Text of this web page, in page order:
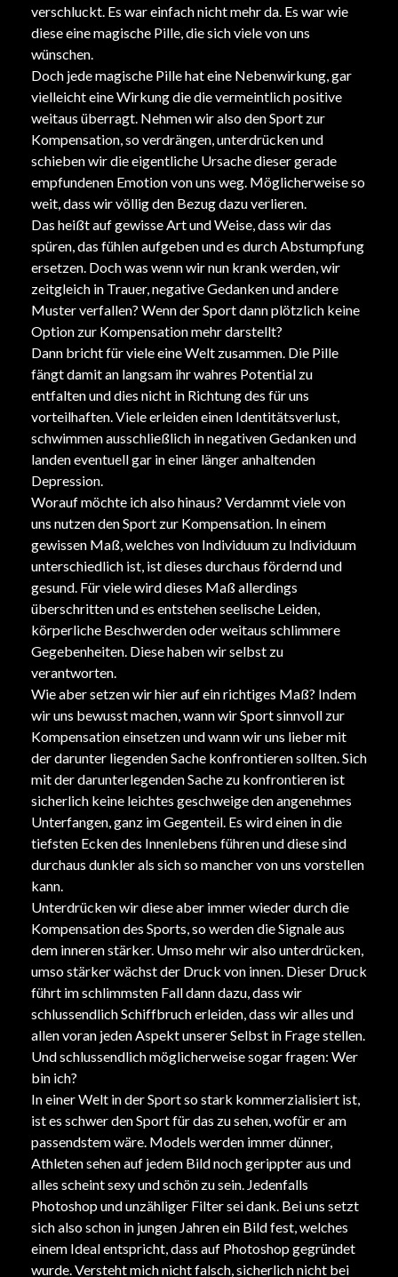
verschluckt. Es war einfach nicht mehr da. Es war wie
diese eine magische Pille, die sich viele von uns
wünschen.
Doch jede magische Pille hat eine Nebenwirkung, gar
vielleicht eine Wirkung die die vermeintlich positive
weitaus überragt. Nehmen wir also den Sport zur
Kompensation, so verdrängen, unterdrücken und
schieben wir die eigentliche Ursache dieser gerade
empfundenen Emotion von uns weg. Möglicherweise so
weit, dass wir völlig den Bezug dazu verlieren.
Das heißt auf gewisse Art und Weise, dass wir das
spüren, das fühlen aufgeben und es durch Abstumpfung
ersetzen. Doch was wenn wir nun krank werden, wir
zeitgleich in Trauer, negative Gedanken und andere
Muster verfallen? Wenn der Sport dann plötzlich keine
Option zur Kompensation mehr darstellt?
Dann bricht für viele eine Welt zusammen. Die Pille
fängt damit an langsam ihr wahres Potential zu
entfalten und dies nicht in Richtung des für uns
vorteilhaften. Viele erleiden einen Identitätsverlust,
schwimmen ausschließlich in negativen Gedanken und
landen eventuell gar in einer länger anhaltenden
Depression.
Worauf möchte ich also hinaus? Verdammt viele von
uns nutzen den Sport zur Kompensation. In einem
gewissen Maß, welches von Individuum zu Individuum
unterschiedlich ist, ist dieses durchaus fördernd und
gesund. Für viele wird dieses Maß allerdings
überschritten und es entstehen seelische Leiden,
körperliche Beschwerden oder weitaus schlimmere
Gegebenheiten. Diese haben wir selbst zu
verantworten.
Wie aber setzen wir hier auf ein richtiges Maß? Indem
wir uns bewusst machen, wann wir Sport sinnvoll zur
Kompensation einsetzen und wann wir uns lieber mit
der darunter liegenden Sache konfrontieren sollten. Sich
mit der darunterlegenden Sache zu konfrontieren ist
sicherlich keine leichtes geschweige den angenehmes
Unterfangen, ganz im Gegenteil. Es wird einen in die
tiefsten Ecken des Innenlebens führen und diese sind
durchaus dunkler als sich so mancher von uns vorstellen
kann.
Unterdrücken wir diese aber immer wieder durch die
Kompensation des Sports, so werden die Signale aus
dem inneren stärker. Umso mehr wir also unterdrücken,
umso stärker wächst der Druck von innen. Dieser Druck
führt im schlimmsten Fall dann dazu, dass wir
schlussendlich Schiffbruch erleiden, dass wir alles und
allen voran jeden Aspekt unserer Selbst in Frage stellen.
Und schlussendlich möglicherweise sogar fragen: Wer
bin ich?
In einer Welt in der Sport so stark kommerzialisiert ist,
ist es schwer den Sport für das zu sehen, wofür er am
passendstem wäre. Models werden immer dünner,
Athleten sehen auf jedem Bild noch gerippter aus und
alles scheint sexy und schön zu sein. Jedenfalls
Photoshop und unzähliger Filter sei dank. Bei uns setzt
sich also schon in jungen Jahren ein Bild fest, welches
einem Ideal entspricht, dass auf Photoshop gegründet
wurde. Versteht mich nicht falsch, sicherlich nicht bei